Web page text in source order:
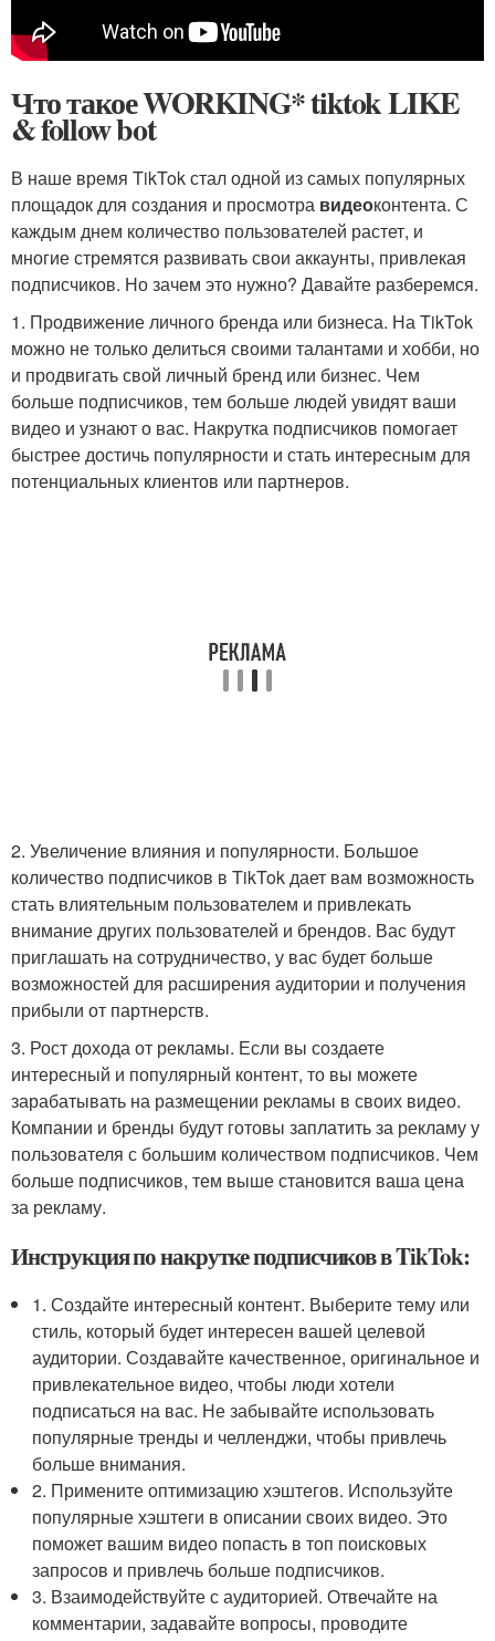
Что такое WORKING* tiktok LIKE
& follow bot
В наше время TikTok стал одной из самых популярных
площадок для создания и просмотра видеоконтента. С
каждым днем количество пользователей растет, и
многие стремятся развивать свои аккаунты, привлекая
подписчиков. Но зачем это нужно? Давайте разберемся.
1. Продвижение личного бренда или бизнеса. На TikTok
можно не только делиться своими талантами и хобби, но
и продвигать свой личный бренд или бизнес. Чем
больше подписчиков, тем больше людей увидят ваши
видео и узнают о вас. Накрутка подписчиков помогает
быстрее достичь популярности и стать интересным для
потенциальных клиентов или партнеров.
2. Увеличение влияния и популярности. Большое
количество подписчиков в TikTok дает вам возможность
стать влиятельным пользователем и привлекать
внимание других пользователей и брендов. Вас будут
приглашать на сотрудничество, у вас будет больше
возможностей для расширения аудитории и получения
прибыли от партнерств.
3. Рост дохода от рекламы. Если вы создаете
интересный и популярный контент, то вы можете
зарабатывать на размещении рекламы в своих видео.
Компании и бренды будут готовы заплатить за рекламу у
пользователя с большим количеством подписчиков. Чем
больше подписчиков, тем выше становится ваша цена
за рекламу.
Инструкция по накрутке подписчиков в TikTok:
1. Создайте интересный контент. Выберите тему или
стиль, который будет интересен вашей целевой
аудитории. Создавайте качественное, оригинальное и
привлекательное видео, чтобы люди хотели
подписаться на вас. Не забывайте использовать
популярные тренды и челленджи, чтобы привлечь
больше внимания.
2. Примените оптимизацию хэштегов. Используйте
популярные хэштеги в описании своих видео. Это
поможет вашим видео попасть в топ поисковых
запросов и привлечь больше подписчиков.
3. Взаимодействуйте с аудиторией. Отвечайте на
комментарии, задавайте вопросы, проводите